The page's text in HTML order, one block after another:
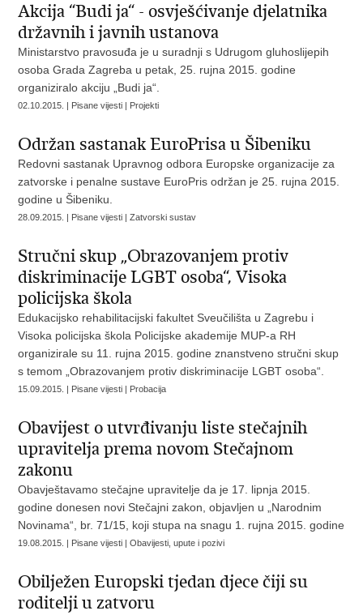
Akcija “Budi ja“ - osvješćivanje djelatnika
državnih i javnih ustanova
Ministarstvo pravosuđa je u suradnji s Udrugom gluhoslijepih
osoba Grada Zagreba u petak, 25. rujna 2015. godine
organiziralo akciju „Budi ja“.
02.10.2015. | Pisane vijesti | Projekti
Održan sastanak EuroPrisa u Šibeniku
Redovni sastanak Upravnog odbora Europske organizacije za
zatvorske i penalne sustave EuroPris održan je 25. rujna 2015.
godine u Šibeniku.
28.09.2015. | Pisane vijesti | Zatvorski sustav
Stručni skup „Obrazovanjem protiv
diskriminacije LGBT osoba“, Visoka
policijska škola
Edukacijsko rehabilitacijski fakultet Sveučilišta u Zagrebu i
Visoka policijska škola Policijske akademije MUP-a RH
organizirale su 11. rujna 2015. godine znanstveno stručni skup
s temom „Obrazovanjem protiv diskriminacije LGBT osoba“.
15.09.2015. | Pisane vijesti | Probacija
Obavijest o utvrđivanju liste stečajnih
upravitelja prema novom Stečajnom
zakonu
Obavještavamo stečajne upravitelje da je 17. lipnja 2015.
godine donesen novi Stečajni zakon, objavljen u „Narodnim
Novinama“, br. 71/15, koji stupa na snagu 1. rujna 2015. godine
19.08.2015. | Pisane vijesti | Obavijesti, upute i pozivi
Obilježen Europski tjedan djece čiji su
roditelji u zatvoru